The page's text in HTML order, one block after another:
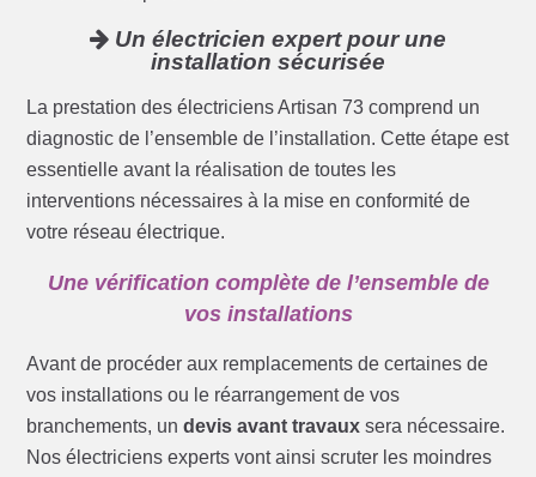
Un électricien expert pour une
installation sécurisée
La prestation des électriciens Artisan 73 comprend un
diagnostic de l’ensemble de l’installation. Cette étape est
essentielle avant la réalisation de toutes les
interventions nécessaires à la mise en conformité de
votre réseau électrique.
Une vérification complète de l’ensemble de
vos installations
Avant de procéder aux remplacements de certaines de
vos installations ou le réarrangement de vos
branchements, undevis avant travaux sera nécessaire.
Nos électriciens experts vont ainsi scruter les moindres